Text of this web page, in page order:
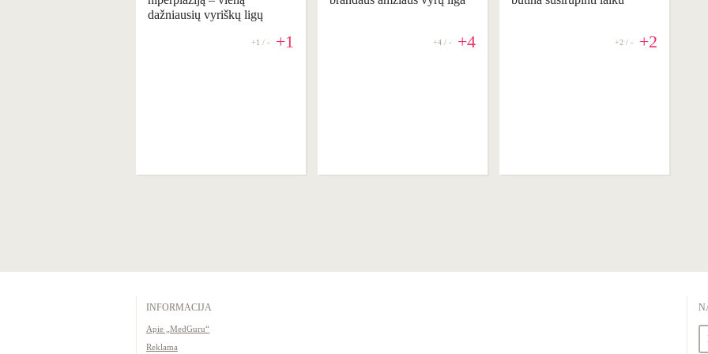
dažniausių vyriškų ligų
+1 / - +1 +4 / - +4 +2 / - +2
INFORMACIJA
Apie „MedGuru“
Reklama